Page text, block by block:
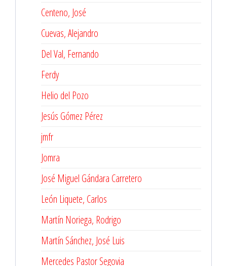
Centeno, José
Cuevas, Alejandro
Del Val, Fernando
Ferdy
Helio del Pozo
Jesús Gómez Pérez
jmfr
Jomra
José Miguel Gándara Carretero
León Liquete, Carlos
Martín Noriega, Rodrigo
Martín Sánchez, José Luis
Mercedes Pastor Segovia